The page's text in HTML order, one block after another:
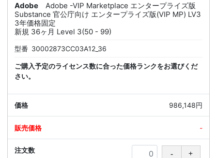
Adobe
Adobe -VIP Marketplace エンタープライズ版
Substance 官公庁向け エンタープライズ版(VIP MP) LV3
3年価格固定
新規 36ヶ月 Level 3(50 - 99)
型番 30002873CC03A12_36
ご購入予定のライセンス数に合った価格ランクをお選びくだ
さい。
986,148円
-